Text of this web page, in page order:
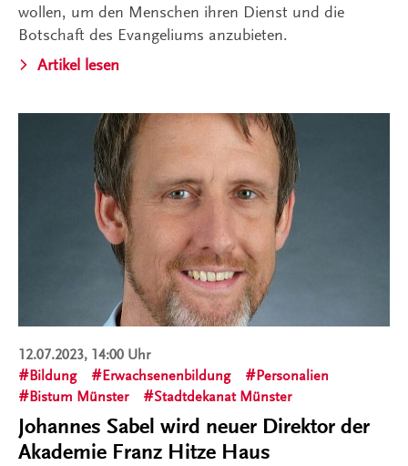
wollen, um den Menschen ihren Dienst und die
Botschaft des Evangeliums anzubieten.
Artikel lesen
12.07.2023, 14:00 Uhr
Bildung
Erwachsenenbildung
Personalien
Bistum Münster
Stadtdekanat Münster
Johannes Sabel wird neuer Direktor der
Akademie Franz Hitze Haus